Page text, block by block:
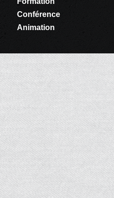
Conférence
Animation